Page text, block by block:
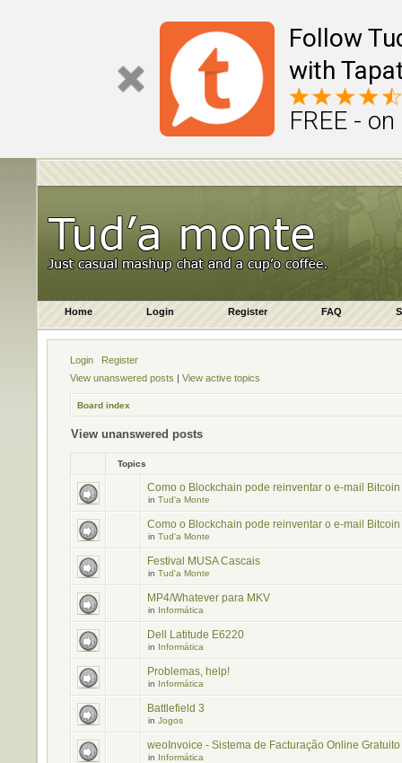
Follow
with
FREE -
Home Login Register FAQ
Login
Register
View unanswered posts | View active topics
Board index
View unanswered posts
Topics
Como o Blockchain pode reinventar o e-mail
in Tud'a Monte
Como o Blockchain pode reinventar o e-mail
in Tud'a Monte
Festival MUSA Cascais
in Tud'a Monte
MP4/Whatever para MKV
in Informática
Dell Latitude E6220
in Informática
Problemas, help!
in Informática
Battlefield 3
in Jogos
weoInvoice - Sistema de Facturação Online Gratuito
in Informática